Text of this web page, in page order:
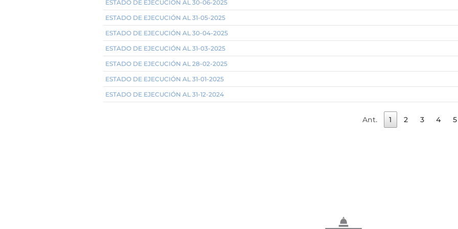
ESTADO DE EJECUCIÓN AL 30-06-2025
ESTADO DE EJECUCIÓN AL 31-05-2025
ESTADO DE EJECUCIÓN AL 30-04-2025
ESTADO DE EJECUCIÓN AL 31-03-2025
ESTADO DE EJECUCIÓN AL 28-02-2025
ESTADO DE EJECUCIÓN AL 31-01-2025
ESTADO DE EJECUCIÓN AL 31-12-2024
Ant. 1 2 3 4 5